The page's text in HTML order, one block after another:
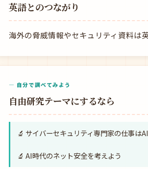
英語とのつながり
海外の脅威情報やセキュリティ資料は
— 自分で調べてみよう
自由研究テーマにするなら
🔬 サイバーセキュリティ専門家の仕事は
🔬 AI時代のネット安全を考えよう